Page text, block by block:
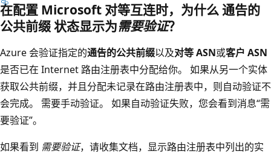
在配置 Microsoft 对等互连时，为什么 通告的
公共前缀状态显示为需要验证？
Azure 会验证指定的通告的公共前缀以及对等 ASN或客户 ASN
是否已在 Internet 路由注册表中分配给你。 如果从另一个实体
获取公共前缀，并且分配未记录在路由注册表中，则自动验证不
会完成。 需要手动验证。 如果自动验证失败，您会看到消息“需
要验证”。
如果看到 需要验证，请收集文档，显示路由注册表中列出的实